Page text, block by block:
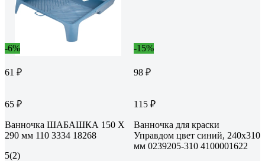
-6%
61 ₽
65 ₽
Ванночка ШАБАШКА 150 Х
290 мм 110 3334 18268
5(2)
-15%
98 ₽
115 ₽
Ванночка для краски
Управдом цвет синий, 240x310
мм 0239205-310 4100001622